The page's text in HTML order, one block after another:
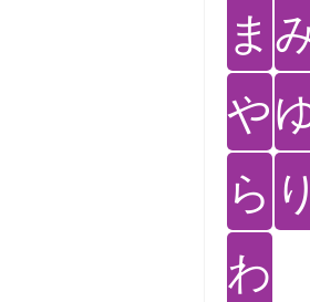
ま
や
ら り
わ